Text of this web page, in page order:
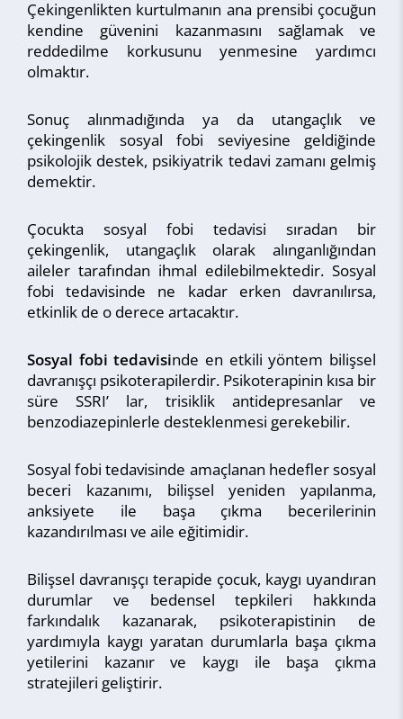
Çekingenlikten kurtulmanın ana prensibi çocuğun
kendine güvenini kazanmasını sağlamak ve
reddedilme korkusunu yenmesine yardımcı
olmaktır.
Sonuç alınmadığında ya da utangaçlık ve
çekingenlik sosyal fobi seviyesine geldiğinde
psikolojik destek, psikiyatrik tedavi zamanı gelmiş
demektir.
Çocukta sosyal fobi tedavisi sıradan bir
çekingenlik, utangaçlık olarak alınganlığından
aileler tarafından ihmal edilebilmektedir. Sosyal
fobi tedavisinde ne kadar erken davranılırsa,
etkinlik de o derece artacaktır.
Sosyal fobi tedavisinde en etkili yöntem bilişsel
davranışçı psikoterapilerdir. Psikoterapinin kısa bir
süre SSRI’ lar, trisiklik antidepresanlar ve
benzodiazepinlerle desteklenmesi gerekebilir.
Sosyal fobi tedavisinde amaçlanan hedefler sosyal
beceri kazanımı, bilişsel yeniden yapılanma,
anksiyete ile başa çıkma becerilerinin
kazandırılması ve aile eğitimidir.
Bilişsel davranışçı terapide çocuk, kaygı uyandıran
durumlar ve bedensel tepkileri hakkında
farkındalık kazanarak, psikoterapistinin de
yardımıyla kaygı yaratan durumlarla başa çıkma
yetilerini kazanır ve kaygı ile başa çıkma
stratejileri geliştirir.